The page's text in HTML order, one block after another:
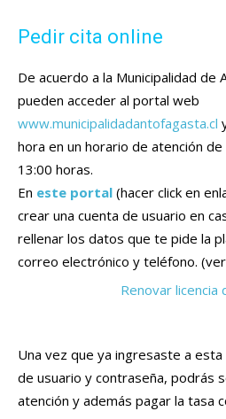
Pedir cita online
De acuerdo a la Municipalidad de
pueden acceder al portal web
www.municipalidadantofagasta.cl
hora en un horario de atención
13:00 horas.
En este portal (hacer click en
crear una cuenta de usuario en
rellenar los datos que te pide la
correo electrónico y teléfono.
Una vez que ya ingresaste a
de usuario y contraseña, podrás
atención y además pagar la tasa